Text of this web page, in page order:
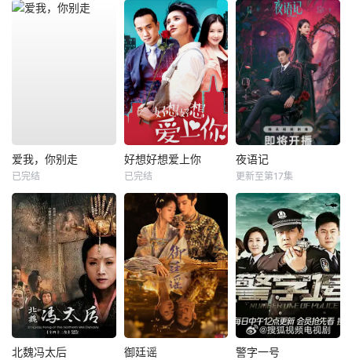
爱我，你别走
已完结
好想好想爱上你
已完结
夜语记
更新至第17集
北魏冯太后 御廷谣 警字一号